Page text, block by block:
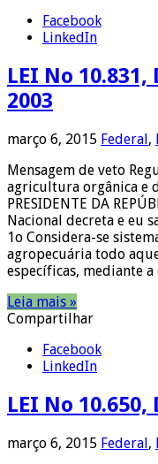
Facebook
LinkedIn
LEI No 10.831,
2003
março 6, 2015 Federal,
Mensagem de veto
agricultura orgânica
PRESIDENTE DA
Nacional decreta e
1o Considera-se
agropecuária todo
específicas, mediante
Leia mais »
Compartilhar
Facebook
LinkedIn
LEI No 10.650,
março 6, 2015 Federal,